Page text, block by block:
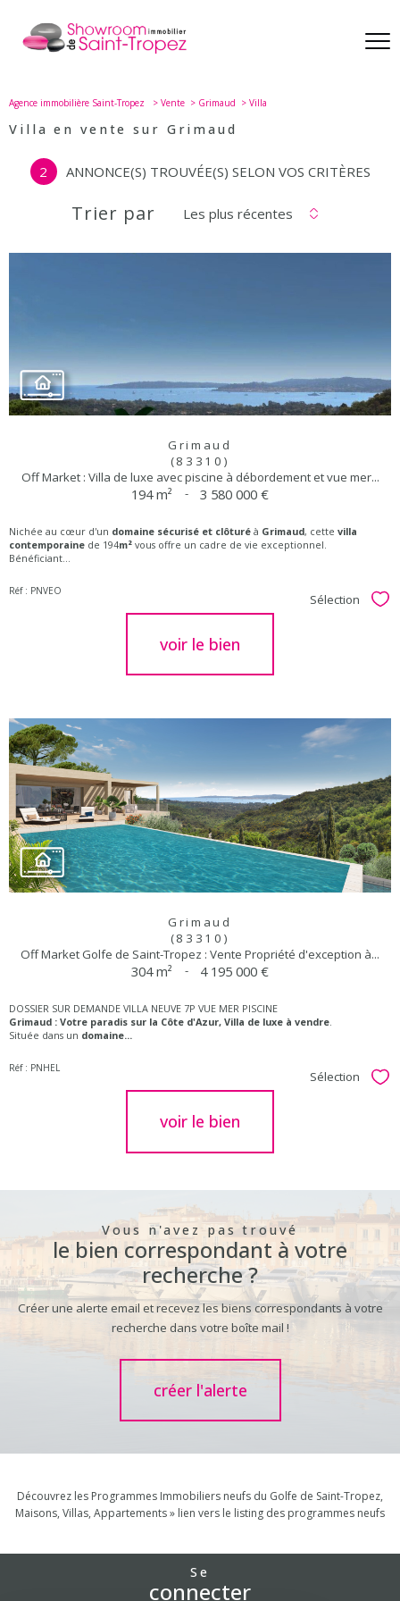
Agence immobilière Saint-Tropez Vente Grimaud Villa
Villa en vente sur Grimaud
2 ANNONCE(S) TROUVÉE(S) SELON VOS CRITÈRES
Trier par Les plus récentes
Grimaud
(83310)
Off Market : Villa de luxe avec piscine à débordement et vue mer...
194 m² - 3 580 000 €
Nichée au cœur d'un domaine sécurisé et clôturé à Grimaud, cette villa
contemporaine de 194m² vous offre un cadre de vie exceptionnel.
Bénéficiant...
Réf : PNVEO
Sélection
voir le bien
Grimaud
(83310)
Off Market Golfe de Saint-Tropez : Vente Propriété d'exception à...
304 m² - 4 195 000 €
DOSSIER SUR DEMANDE VILLA NEUVE 7P VUE MER PISCINE
Grimaud : Votre paradis sur la Côte d'Azur, Villa de luxe à vendre.
Située dans un domaine...
Réf : PNHEL
Sélection
voir le bien
Vous n'avez pas trouvé
le bien correspondant à votre
recherche ?
Créer une alerte email et recevez les biens correspondants à votre
recherche dans votre boîte mail !
créer l'alerte
Découvrez les Programmes Immobiliers neufs du Golfe de Saint-Tropez,
Maisons, Villas, Appartements » lien vers le listing des programmes neufs
Se
connecter